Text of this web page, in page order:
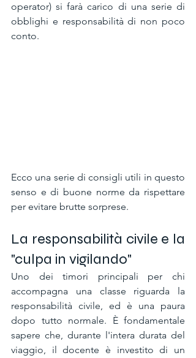
operator) si farà carico di una serie di
obblighi e responsabilità di non poco
conto.
Ecco una serie di consigli utili in questo
senso e di buone norme da rispettare
per evitare brutte sorprese.
La responsabilità civile e la
"culpa in vigilando"
Uno dei timori principali per chi
accompagna una classe riguarda la
responsabilità civile, ed è una paura
dopo tutto normale. È fondamentale
sapere che, durante l'intera durata del
viaggio, il docente è investito di un